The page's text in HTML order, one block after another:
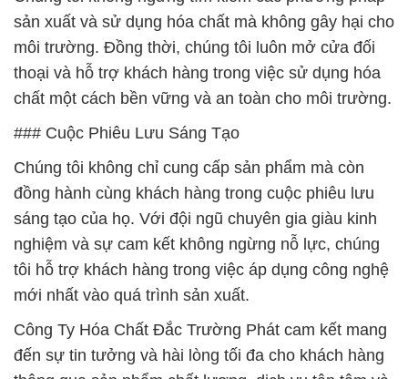
sản xuất và sử dụng hóa chất mà không gây hại cho
môi trường. Đồng thời, chúng tôi luôn mở cửa đối
thoại và hỗ trợ khách hàng trong việc sử dụng hóa
chất một cách bền vững và an toàn cho môi trường.
### Cuộc Phiêu Lưu Sáng Tạo
Chúng tôi không chỉ cung cấp sản phẩm mà còn
đồng hành cùng khách hàng trong cuộc phiêu lưu
sáng tạo của họ. Với đội ngũ chuyên gia giàu kinh
nghiệm và sự cam kết không ngừng nỗ lực, chúng
tôi hỗ trợ khách hàng trong việc áp dụng công nghệ
mới nhất vào quá trình sản xuất.
Công Ty Hóa Chất Đắc Trường Phát cam kết mang
đến sự tin tưởng và hài lòng tối đa cho khách hàng